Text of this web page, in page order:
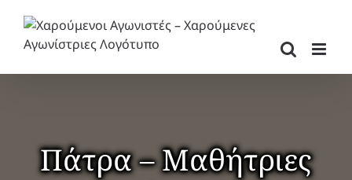
περιεχόμενο
Πάτρα – Μαθήτριες